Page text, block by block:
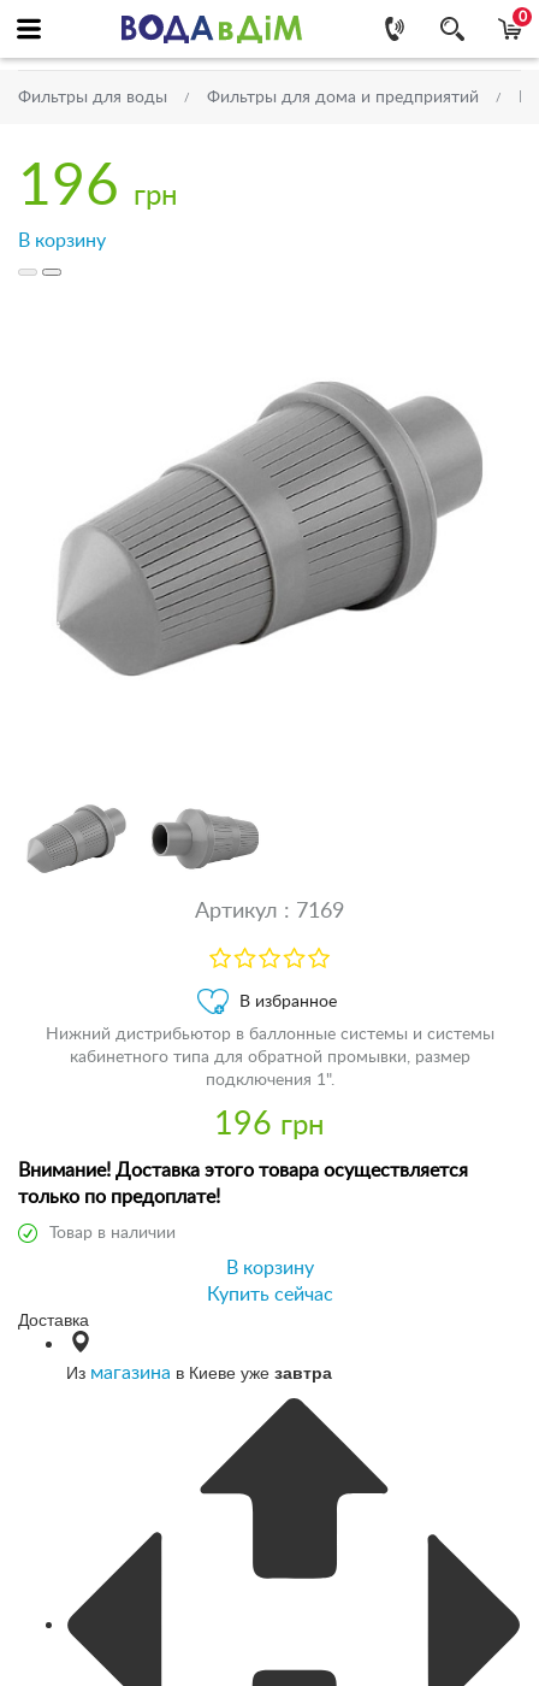
0
Фильтры для воды Фильтры для дома и предприятий
196 грн
В корзину
Артикул : 7169
В избранное
Нижний дистрибьютор в баллонные системы и системы
кабинетного типа для обратной промывки, размер
подключения 1".
196 грн
Внимание! Доставка этого товара осуществляется
только по предоплате!
Товар в наличии
В корзину
Купить сейчас
Доставка
Из магазина в Киеве уже завтра